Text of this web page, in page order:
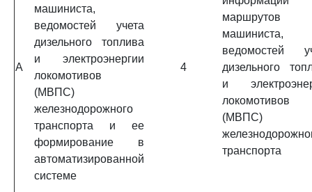
A
машиниста,
ведомостей учета
дизельного топлива
и электроэнергии
локомотивов
(МВПС)
железнодорожного
транспорта и ее
формирование в
автоматизированной
системе
4
маршрутов
машиниста,
ведомостей
дизельного
и
локомотивов
(МВПС)
транспорта